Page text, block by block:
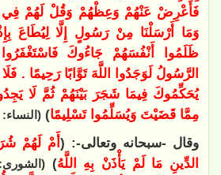
فَأَعْرِضْ عَنْهُمْ وَعِظْهُمْ وَقُلْ لَهُمْ فِي
وَمَا أَرْسَلْنَا مِنْ رَسُولٍ إِلَّا لِيُطَاعَ
ظَلَمُوا أَنْفُسَهُمْ جَاءُوكَ
الرَّسُولُ لَوَجَدُوا اللَّهَ تَوَّابًا رَحِيمًا .
يُحَكِّمُوكَ فِيمَا شَجَرَ بَيْنَهُمْ ثُمَّ لَا
مِمَّا قَضَيْتَ وَيُسَلِّمُوا تَسْلِيمًا) (النساء: 60-65)
وقال -سبحانه وتعالى-: ( أَمْ لَهُمْ
الدِّينِ مَا لَمْ يَأْذَنْ بِهِ اللَّهُ) (الشورى: